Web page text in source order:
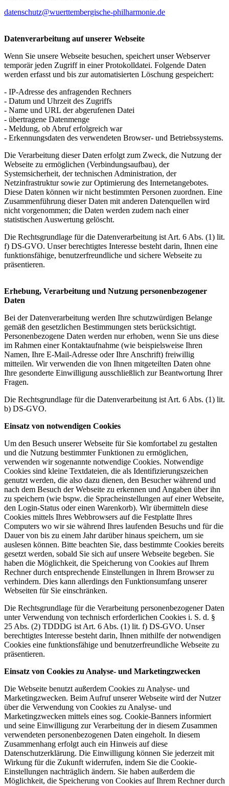
datenschutz@wuerttembergische-philharmonie.de
Datenverarbeitung auf unserer Webseite
Wenn Sie unsere Webseite besuchen, speichert unser Webserver
temporär jeden Zugriff in einer Protokolldatei. Folgende Daten
werden erfasst und bis zur automatisierten Löschung gespeichert:
- IP-Adresse des anfragenden Rechners
- Datum und Uhrzeit des Zugriffs
- Name und URL der abgerufenen Datei
- übertragene Datenmenge
- Meldung, ob Abruf erfolgreich war
- Erkennungsdaten des verwendeten Browser- und Betriebssystems.
Die Verarbeitung dieser Daten erfolgt zum Zweck, die Nutzung der
Webseite zu ermöglichen (Verbindungsaufbau), der
Systemsicherheit, der technischen Administration, der
Netzinfrastruktur sowie zur Optimierung des Internetangebotes.
Diese Daten können wir nicht bestimmten Personen zuordnen. Eine
Zusammenführung dieser Daten mit anderen Datenquellen wird
nicht vorgenommen; die Daten werden zudem nach einer
statistischen Auswertung gelöscht.
Die Rechtsgrundlage für die Datenverarbeitung ist Art. 6 Abs. (1) lit.
f) DS-GVO. Unser berechtigtes Interesse besteht darin, Ihnen eine
funktionsfähige, benutzerfreundliche und sichere Webseite zu
präsentieren.
Erhebung, Verarbeitung und Nutzung personenbezogener
Daten
Bei der Datenverarbeitung werden Ihre schutzwürdigen Belange
gemäß den gesetzlichen Bestimmungen stets berücksichtigt.
Personenbezogene Daten werden nur erhoben, wenn Sie uns diese
im Rahmen einer Kontaktaufnahme (wie beispielsweise Ihren
Namen, Ihre E-Mail-Adresse oder Ihre Anschrift) freiwillig
mitteilen. Wir verwenden die von Ihnen mitgeteilten Daten ohne
Ihre gesonderte Einwilligung ausschließlich zur Beantwortung Ihrer
Fragen.
Die Rechtsgrundlage für die Datenverarbeitung ist Art. 6 Abs. (1) lit.
b) DS-GVO.
Einsatz von notwendigen Cookies
Um den Besuch unserer Webseite für Sie komfortabel zu gestalten
und die Nutzung bestimmter Funktionen zu ermöglichen,
verwenden wir sogenannte notwendige Cookies. Notwendige
Cookies sind kleine Textdateien, die als Identifizierungszeichen
genutzt werden, die also dazu dienen, den Besucher während und
nach dem Besuch der Webseite zu erkennen und Angaben über ihn
zu speichern (wie bspw. die Spracheinstellungen auf einer Webseite,
den Login-Status oder einen Warenkorb). Wir übermitteln diese
Cookies mittels Ihres Webbrowsers auf die Festplatte Ihres
Computers wo wir sie während Ihres laufenden Besuchs und für die
Dauer von bis zu einem Jahr darüber hinaus speichern, um sie
auslesen können. Bitte beachten Sie, dass bestimmte Cookies bereits
gesetzt werden, sobald Sie sich auf unsere Webseite begeben. Sie
haben die Möglichkeit, die Speicherung von Cookies auf Ihrem
Rechner durch entsprechende Einstellungen in Ihrem Browser zu
verhindern. Dies kann allerdings den Funktionsumfang unserer
Webseiten für Sie einschränken.
Die Rechtsgrundlage für die Verarbeitung personenbezogener Daten
unter Verwendung von technisch erforderlichen Cookies i. S. d. §
25 Abs. (2) TDDDG ist Art. 6 Abs. (1) lit. f) DS-GVO. Unser
berechtigtes Interesse besteht darin, Ihnen mithilfe der notwendigen
Cookies eine funktionsfähige und benutzerfreundliche Webseite zu
präsentieren.
Einsatz von Cookies zu Analyse- und Marketingzwecken
Die Webseite benutzt außerdem Cookies zu Analyse- und
Marketingzwecken. Beim Aufruf unserer Webseite wird der Nutzer
über die Verwendung von Cookies zu Analyse- und
Marketingzwecken mittels eines sog. Cookie-Banners informiert
und seine Einwilligung zur Verarbeitung der in diesem Zusammen
verwendeten personenbezogenen Daten eingeholt. In diesem
Zusammenhang erfolgt auch ein Hinweis auf diese
Datenschutzerklärung. Die Einwilligung können Sie jederzeit mit
Wirkung für die Zukunft widerrufen, indem Sie die Cookie-
Einstellungen nachträglich ändern. Sie haben außerdem die
Möglichkeit, die Speicherung von Cookies auf Ihrem Rechner durch